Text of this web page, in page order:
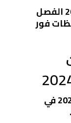
رابط نتيجة الشهادة الإعدادية 2024 الفصل
فور
– رابط نتيجة الشهادة الإعدادية 2024 في
.